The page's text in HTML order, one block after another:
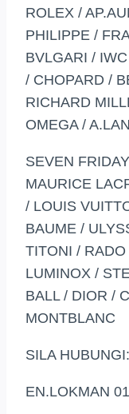
ROLEX /
PHILIPPE /
BVLGARI /
/ CHOPARD /
RICHARD
OMEGA /
SEVEN
MAURICE
/ LOUIS
BAUME /
TITONI /
LUMINOX /
BALL / DIOR /
MONTBLANC
SILA HUBUNGI:
EN.LOKMAN